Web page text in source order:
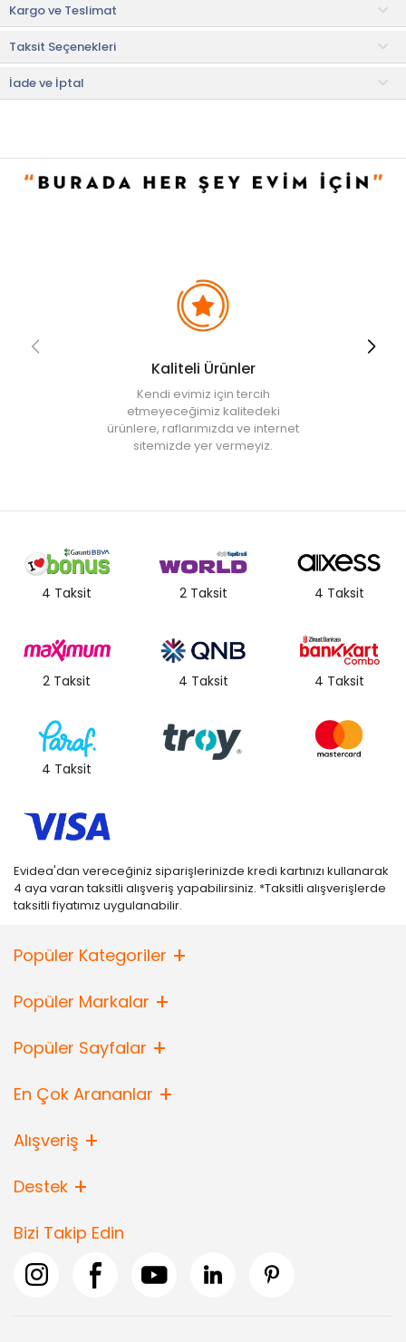
Faydalı Bilgiler & İpuçları
• İç ve dış mekanlarda kullanılması oldukça kolaydır.
• Mumluk aynı zamanda evinizin en özel dekoratif objelerinden
olabilir.
• Zarif görüntüsüyle tüm özel günlerde de gönül rahatlığıyla
tercih edebilirsiniz.
Bu fiyat perakende satışlar için belirlenmiştir. Toplu alımlar
Evidea tarafından incelenecek ve uygun bulunmayan siparişler
Kargo ve Teslimat
Taksit Seçenekleri
İade ve İptal
Kaliteli Ürünler
Kendi evimiz için tercih
etmeyeceğimiz kalitedeki
ürünlere, raflarımızda ve internet
sitemizde yer vermeyiz.
4 Taksit 2 Taksit 4 Taksit
2 Taksit 4 Taksit 4 Taksit
4 Taksit
Evidea'dan vereceğiniz siparişlerinizde kredi kartınızı kullanarak
4 aya varan taksitli alışveriş yapabilirsiniz. *Taksitli alışverişlerde
taksitli fiyatımız uygulanabilir.
Popüler Kategoriler
Popüler Markalar
Popüler Sayfalar
En Çok Arananlar
Alışveriş
Destek
Bizi Takip Edin